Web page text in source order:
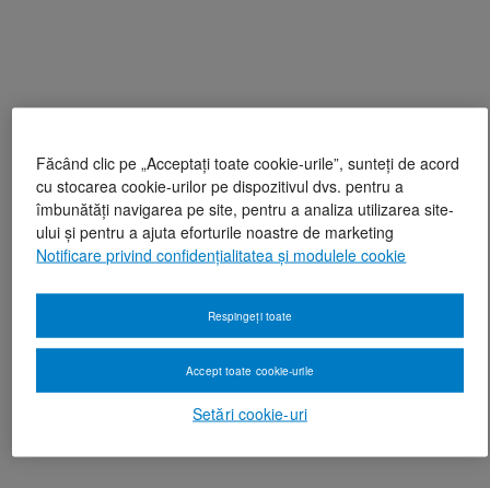
Făcând clic pe „Acceptați toate cookie-urile”, sunteți de acord
cu stocarea cookie-urilor pe dispozitivul dvs. pentru a
îmbunătăți navigarea pe site, pentru a analiza utilizarea site-
ului și pentru a ajuta eforturile noastre de marketing
Notificare privind confidențialitatea și modulele cookie
Setări cookie-uri
Respingeți toate
Accept toate cookie-urile